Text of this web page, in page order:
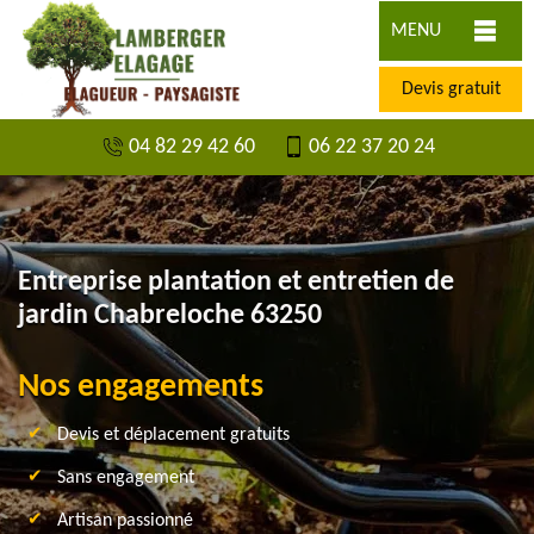
MENU
Devis gratuit
04 82 29 42 60 06 22 37 20 24
Entreprise plantation et entretien de
jardin Chabreloche 63250
Nos engagements
Devis et déplacement gratuits
Sans engagement
Artisan passionné